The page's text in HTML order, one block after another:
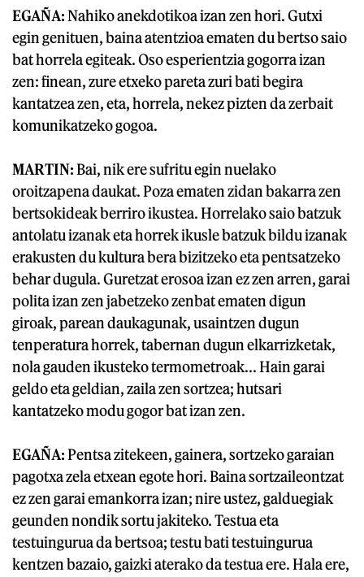
EGAÑA:Nahiko anekdotikoa izan zen hori. Gutxi
egin genituen, baina atentzioa ematen du bertso saio
bat horrela egiteak. Oso esperientzia gogorra izan
zen: finean, zure etxeko pareta zuri bati begira
kantatzea zen, eta, horrela, nekez pizten da zerbait
komunikatzeko gogoa.
MARTIN:Bai, nik ere sufritu egin nuelako
oroitzapena daukat. Poza ematen zidan bakarra zen
bertsokideak berriro ikustea. Horrelako saio batzuk
antolatu izanak eta horrek ikusle batzuk bildu izanak
erakusten du kultura bera bizitzeko eta pentsatzeko
behar dugula. Guretzat erosoa izan ez zen arren, garai
polita izan zen jabetzeko zenbat ematen digun
giroak, parean daukagunak, usaintzen dugun
tenperatura horrek, tabernan dugun elkarrizketak,
nola gauden ikusteko termometroak... Hain garai
geldo eta geldian, zaila zen sortzea; hutsari
kantatzeko modu gogor bat izan zen.
EGAÑA:Pentsa zitekeen, gainera, sortzeko garaian
pagotxa zela etxean egote hori. Baina sortzaileontzat
ez zen garai emankorra izan; nire ustez, galduegiak
geunden nondik sortu jakiteko. Testua eta
testuingurua da bertsoa; testu bati testuingurua
kentzen bazaio, gaizki aterako da testua ere. Hala ere,